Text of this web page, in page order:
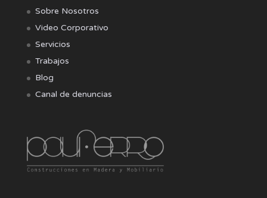
Sobre Nosotros
Video Corporativo
Servicios
Trabajos
Blog
Canal de denuncias